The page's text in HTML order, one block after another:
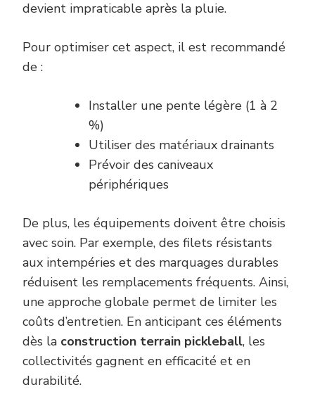
devient impraticable après la pluie.
Pour optimiser cet aspect, il est recommandé
de :
Installer une pente légère (1 à 2
%)
Utiliser des matériaux drainants
Prévoir des caniveaux
périphériques
De plus, les équipements doivent être choisis
avec soin. Par exemple, des filets résistants
aux intempéries et des marquages durables
réduisent les remplacements fréquents. Ainsi,
une approche globale permet de limiter les
coûts d’entretien. En anticipant ces éléments
dès la construction terrain pickleball, les
collectivités gagnent en efficacité et en
durabilité.